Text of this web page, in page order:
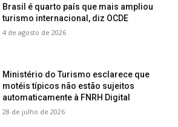
Brasil é quarto país que mais ampliou
turismo internacional, diz OCDE
4 de agosto de 2026
Ministério do Turismo esclarece que
motéis típicos não estão sujeitos
automaticamente à FNRH Digital
28 de julho de 2026